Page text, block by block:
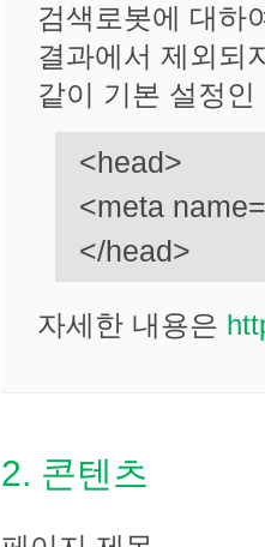
검색로봇에 대하
결과에서 제외되
같이 기본 설정
<head>
<meta
</head>
자세한 내용은
2. 콘텐츠